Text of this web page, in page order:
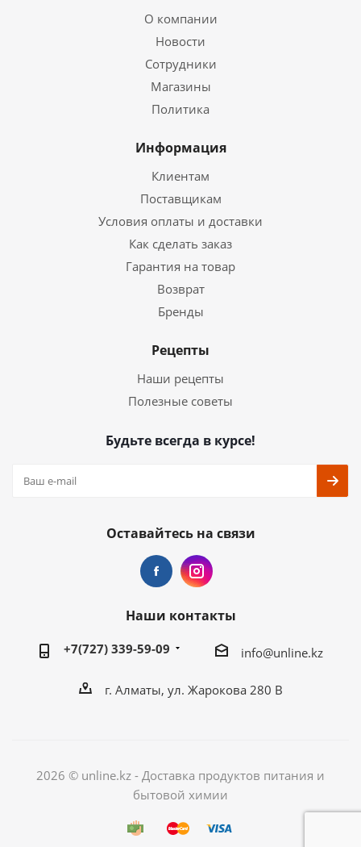
О компании
Новости
Сотрудники
Магазины
Политика
Информация
Клиентам
Поставщикам
Условия оплаты и доставки
Как сделать заказ
Гарантия на товар
Возврат
Бренды
Рецепты
Наши рецепты
Полезные советы
Будьте всегда в курсе!
Оставайтесь на связи
Наши контакты
+7(727) 339-59-09 info@unline.kz
г. Алматы, ул. Жарокова 280 В
2026 © unline.kz - Доставка продуктов питания и
бытовой химии